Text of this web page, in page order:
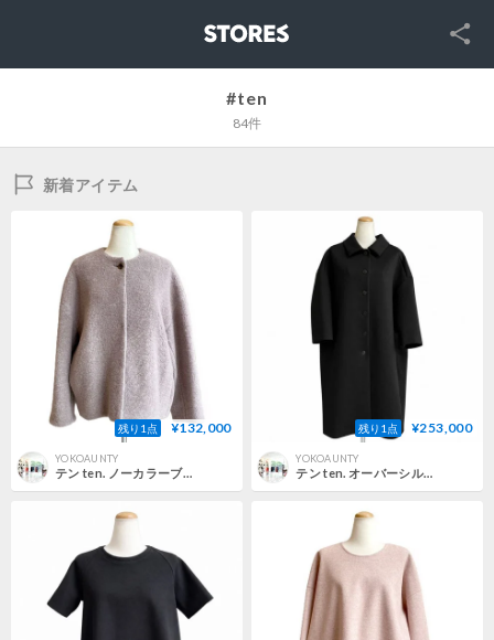
SNS
#ten
84件
新着アイテム
残り1点 ¥132,000
YOKOAUNTY
テン ten. ノーカラーブルゾン フェイクファー ベージュ 正規取扱
残り1点 ¥253,000
YOKOAUNTY
テン ten. オーバーシルエットコート ジャージー ブラック 正規取扱